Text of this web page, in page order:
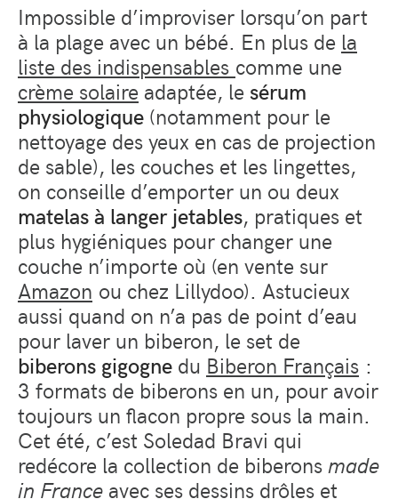
Impossible d’improviser lorsqu’on part
à la plage avec un bébé. En plus de la
liste des indispensables comme une
crème solaire adaptée, le sérum
physiologique (notamment pour le
nettoyage des yeux en cas de projection
de sable), les couches et les lingettes,
on conseille d’emporter un ou deux
matelas à langer jetables, pratiques et
plus hygiéniques pour changer une
couche n’importe où (en vente sur
Amazon ou chez Lillydoo). Astucieux
aussi quand on n’a pas de point d’eau
pour laver un biberon, le set de
biberons gigogne du Biberon Français :
3 formats de biberons en un, pour avoir
toujours un flacon propre sous la main.
Cet été, c’est Soledad Bravi qui
redécore la collection de biberons made
in France avec ses dessins drôles et